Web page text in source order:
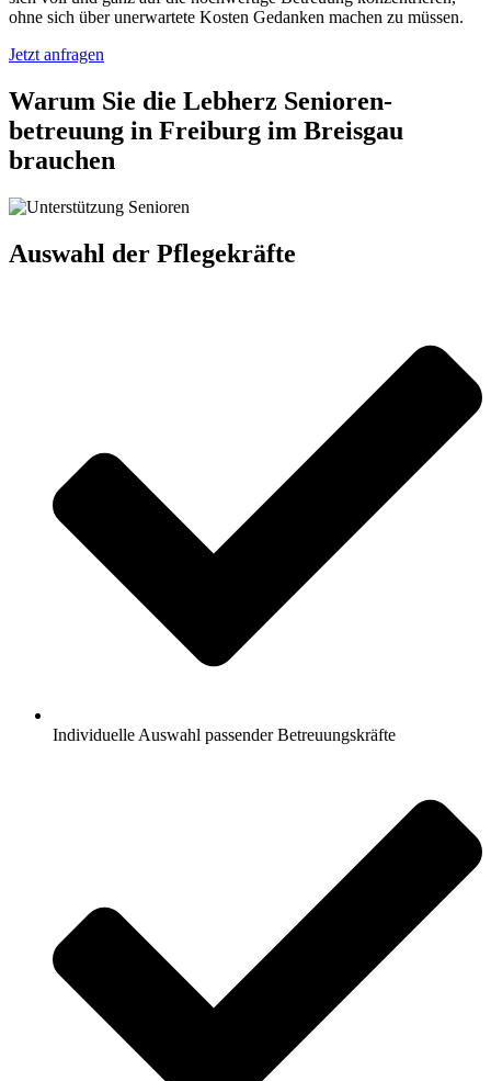
ohne sich über unerwartete Kosten Gedanken machen zu müssen.
Jetzt anfragen
Warum Sie die Lebherz Senioren­
betreuung in Freiburg im Breisgau
brauchen
Auswahl der Pflegekräfte
Individuelle Auswahl passender Betreuungskräfte